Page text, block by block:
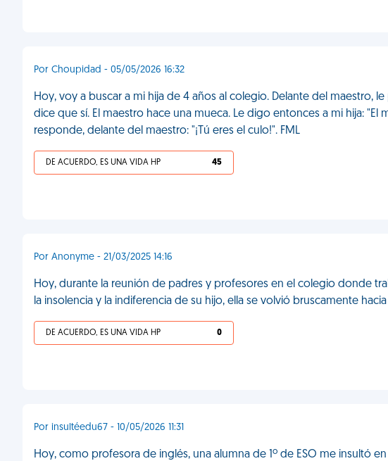
Por Choupidad - 05/05/2026 16:32
Hoy, voy a buscar a mi hija de 4 años al colegio. Delante del maestro,
dice que sí. El maestro hace una mueca. Le digo entonces a mi hija: "El
responde, delante del maestro: "¡Tú eres el culo!". FML
DE ACUERDO, ES UNA VIDA HP 45
Por Anonyme - 21/03/2025 14:16
Hoy, durante la reunión de padres y profesores en el colegio donde
la insolencia y la indiferencia de su hijo, ella se volvió bruscamente
DE ACUERDO, ES UNA VIDA HP 0
Por insultéedu67 - 10/05/2026 11:31
Hoy, como profesora de inglés, una alumna de 1º de ESO me insultó